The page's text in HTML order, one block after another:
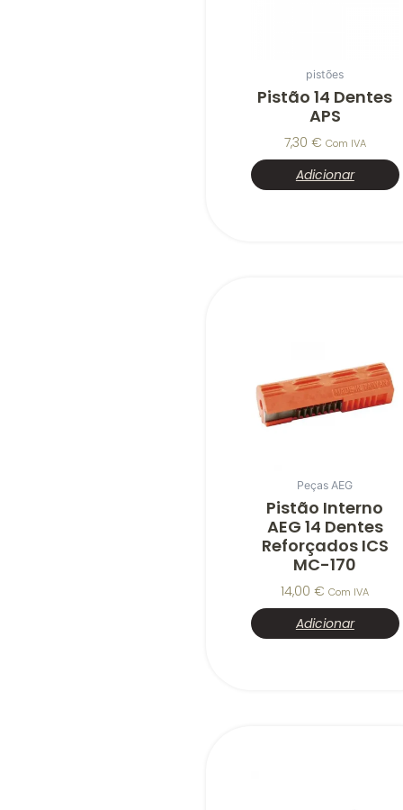
pistões
Pistão 14 Dentes
APS
7,30 € Com IVA
Adicionar
Peças AEG
Pistão Interno
AEG 14 Dentes
Reforçados ICS
MC-170
14,00€ Com IVA
Adicionar